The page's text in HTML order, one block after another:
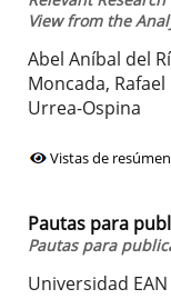
View from the
Abel Aníbal del
Moncada,
Urrea-Ospina
Vistas de
Pautas para
Pautas para
Universidad EAN